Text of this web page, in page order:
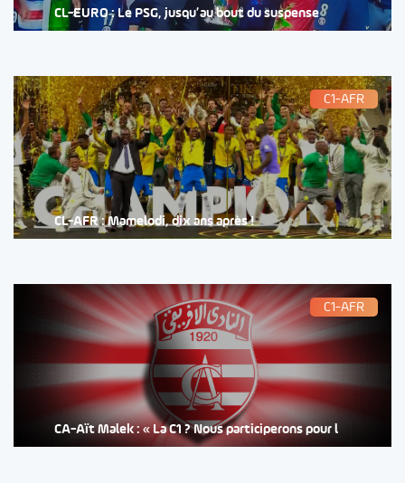
CL-EURO : Le PSG, jusqu’au bout du suspense
C1-AFR
CL-AFR : Mamelodi, dix ans après !
C1-AFR
CA-Aït Malek : « La C1 ? Nous participerons pour l